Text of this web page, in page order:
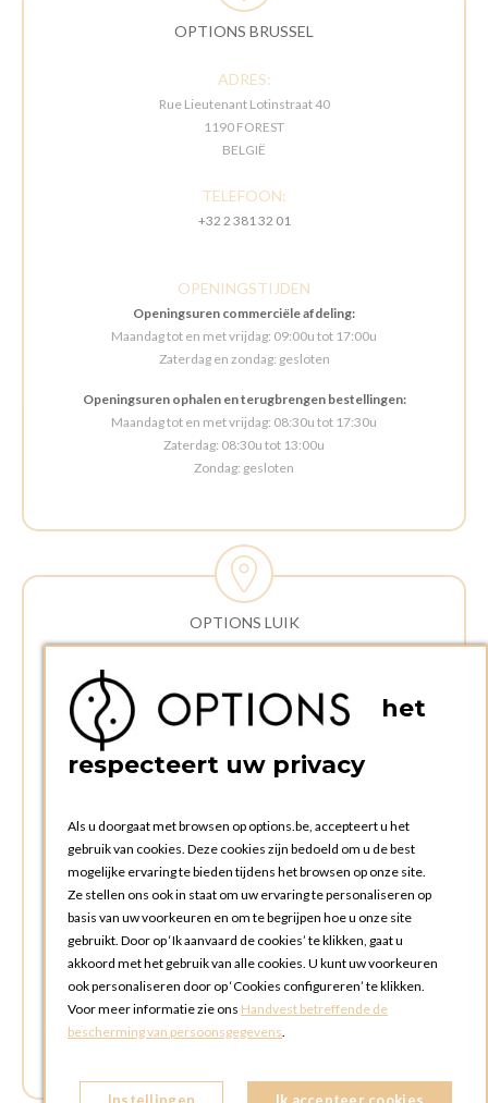
OPTIONS BRUSSEL
ADRES:
Rue Lieutenant Lotinstraat 40
1190 FOREST
BELGIË
TELEFOON:
+32 2 381 32 01
OPENINGSTIJDEN
Openingsuren commerciële afdeling:
Maandag tot en met vrijdag: 09:00u tot 17:00u
Zaterdag en zondag: gesloten
Openingsuren ophalen en terugbrengen bestellingen:
Maandag tot en met vrijdag: 08:30u tot 17:30u
Zaterdag: 08:30u tot 13:00u
Zondag: gesloten
OPTIONS LUIK
Rue Delvaux 21
4340 AWANS (Othee)
OPENINGSTIJDEN
Openingsuren commerciële afdeling:
Maandag tot en met vrijdag: 09:00u tot 17:00u
Zaterdag en zondag: gesloten
Openingsuren ophalen en terugbrengen bestellingen:
Maandag tot en met vrijdag: 08:30u tot 17:30u
Zaterdag en zondag : gesloten (afhaling via box mogelijk)
het
respecteert uw privacy
Als u doorgaat met browsen op options.be, accepteert u het
gebruik van cookies. Deze cookies zijn bedoeld om u de best
mogelijke ervaring te bieden tijdens het browsen op onze site.
Ze stellen ons ook in staat om uw ervaring te personaliseren op
basis van uw voorkeuren en om te begrijpen hoe u onze site
gebruikt. Door op ‘Ik aanvaard de cookies’ te klikken, gaat u
akkoord met het gebruik van alle cookies. U kunt uw voorkeuren
ook personaliseren door op ‘Cookies configureren’ te klikken.
Voor meer informatie zie ons Handvest betreffende de
bescherming van persoonsgegevens.